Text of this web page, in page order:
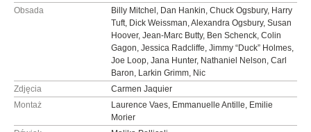
Obsada
Billy Mitchel, Dan Hankin, Chuck Ogsbury, Harry
Tuft, Dick Weissman, Alexandra Ogsbury, Susan
Hoover, Jean-Marc Butty, Ben Schenck, Colin
Gagon, Jessica Radcliffe, Jimmy “Duck” Holmes,
Joe Loop, Jana Hunter, Nathaniel Nelson, Carl
Baron, Larkin Grimm, Nic
Zdjęcia
Carmen Jaquier
Montaż
Laurence Vaes, Emmanuelle Antille, Emilie
Morier